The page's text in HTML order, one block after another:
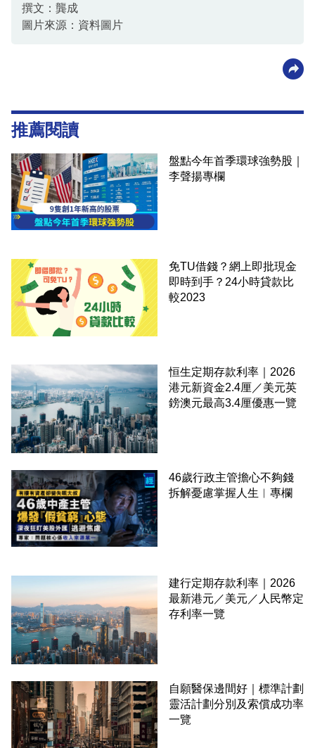
撰文：龔成
圖片來源：資料圖片
推薦閱讀
盤點今年首季環球強勢股｜
李聲揚專欄
免TU借錢？網上即批現金
即時到手？24小時貸款比
較2023
恒生定期存款利率｜2026
港元新資金2.4厘／美元英
鎊澳元最高3.4厘優惠一覽
46歲行政主管擔心不夠錢
拆解憂慮掌握人生︳專欄
建行定期存款利率｜2026
最新港元／美元／人民幣定
存利率一覽
自願醫保邊間好｜標準計劃
靈活計劃分別及索償成功率
一覽